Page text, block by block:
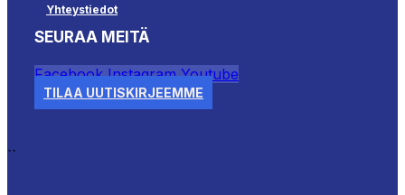
Yhteystiedot
SEURAA MEITÄ
Facebook Instagram Youtube
TILAA UUTISKIRJEEMME
``